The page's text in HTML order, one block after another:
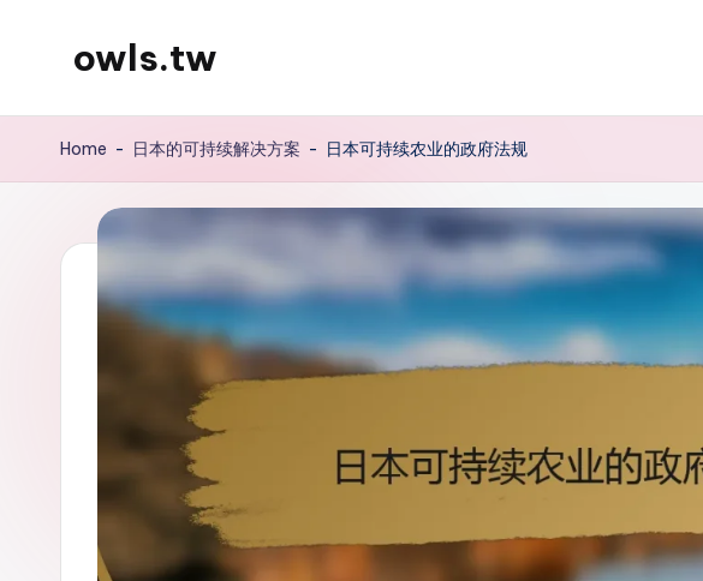
owls.tw
Home - 日本的可持续解决方案 - 日本可持续农业的政府法规